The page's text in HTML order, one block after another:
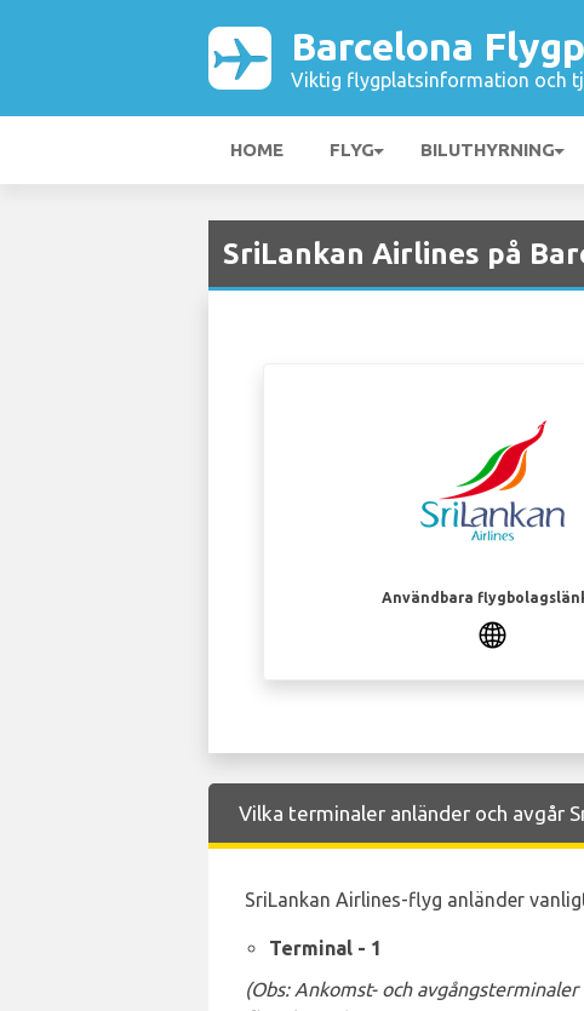
Barcelona
Viktig flygplatsinformation och
HOME FLYG BILUTHYRNING
SriLankan Airlines på
Användbara
Vilka terminaler anländer och avgår
SriLankan Airlines-flyg anländer
Terminal - 1
(Obs: Ankomst- och